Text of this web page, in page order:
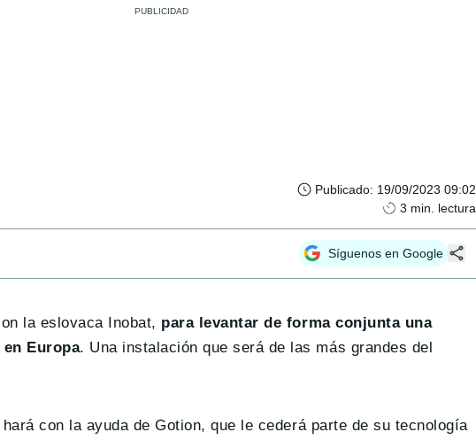
Publicado: 19/09/2023 09:02
3 min. lectura
Síguenos en Google
la eslovaca Inobat, para levantar de forma conjunta una
Europa. Una instalación que será de las más grandes del
con la ayuda de Gotion, que le cederá parte de su tecnología